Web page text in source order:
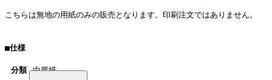
こちらは無地の用紙のみの販売となります。印刷注文ではありません。
■仕様
分類
中厚紙